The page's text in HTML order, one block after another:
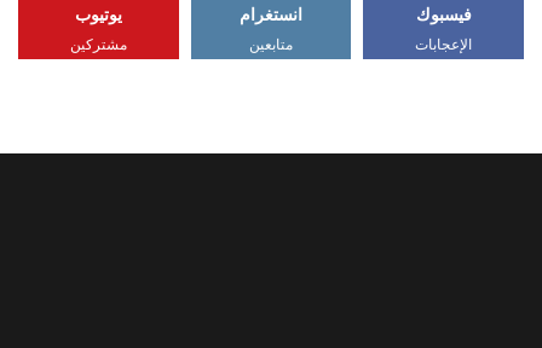
فيسبوك
الإعجابات
انستغرام
متابعين
يوتيوب
مشتركين